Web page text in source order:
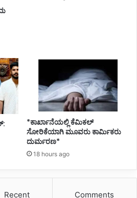
*ಕಾರ್ಖಾನೆಯಲ್ಲಿ ಕೆಮಿಕಲ್
ಸೋರಿಕೆಯಾಗಿ ಮೂವರು ಕಾರ್ಮಿಕರು
ದುರ್ಮರಣ*
18 hours ago
Recent Comments